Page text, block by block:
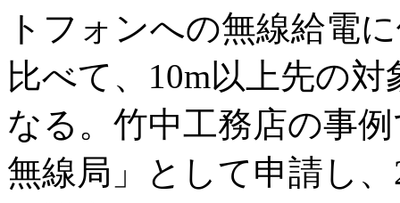
トフォンへの無線給電
比べて、10m以上先の
なる。竹中工務店の事
無線局」として申請し